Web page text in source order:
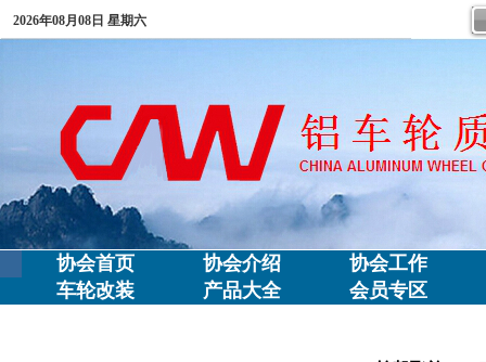
2026年08月08日 星期六
协会首页 协会介绍
协会工作
车轮改装
产品大全 会员专区